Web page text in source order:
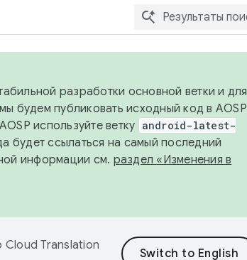
разработки основной ветки и для
будем публиковать исходный код в AOSP
используйте ветку android-latest-
будет ссылаться на самый последний
информации см. раздел «Изменения в
Cloud Translation